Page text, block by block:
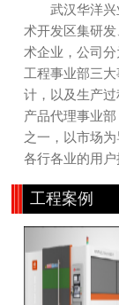
武汉华洋
术开发区集研
术企业，公司分
工程事业部三
计，以及生产
产品代理事业
之一，以市场
各行各业的用户
工程案例